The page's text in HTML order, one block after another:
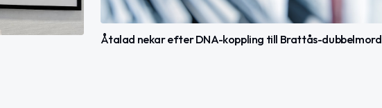
Åtalad nekar efter DNA-koppling till Brattås-dubbelmord